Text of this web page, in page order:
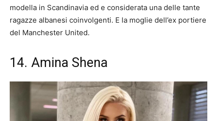
modella in Scandinavia ed e considerata una delle tante
ragazze albanesi coinvolgenti. E la moglie dell’ex portiere
del Manchester United.
14. Amina Shena